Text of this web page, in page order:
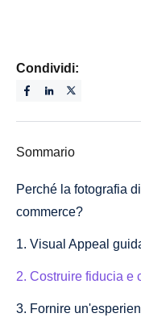
Condividi:
Sommario
Perché la fotografia
commerce?
1. Visual Appeal
2. Costruire fiducia e
3. Fornire